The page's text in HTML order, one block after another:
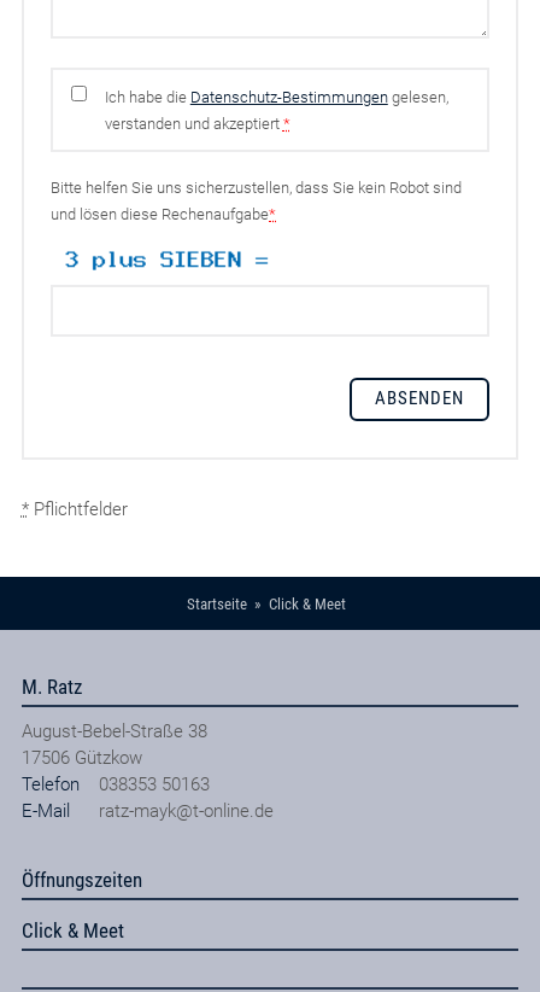
Ich habe die Datenschutz-Bestimmungengelesen,
verstanden und akzeptiert *
Bitte helfen Sie uns sicherzustellen, dass Sie kein Robot sind
und lösen diese Rechenaufgabe*
*Pflichtfelder
Startseite Click & Meet
M. Ratz
August-Bebel-Straße 38
17506 Gützkow
Telefon
038353 50163
E-Mail
ratz-mayk@t-online.de
Öffnungszeiten
Click & Meet